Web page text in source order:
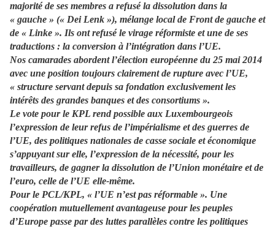
majorité de ses membres a refusé la dissolution dans la
« gauche » (« Dei Lenk »), mélange local de Front de gauche et
de « Linke ». Ils ont refusé le virage réformiste et une de ses
traductions : la conversion à l’intégration dans l’UE.
Nos camarades abordent l’élection européenne du 25 mai 2014
avec une position toujours clairement de rupture avec l’UE,
« structure servant depuis sa fondation exclusivement les
intérêts des grandes banques et des consortiums ».
Le vote pour le KPL rend possible aux Luxembourgeois
l’expression de leur refus de l’impérialisme et des guerres de
l’UE, des politiques nationales de casse sociale et économique
s’appuyant sur elle, l’expression de la nécessité, pour les
travailleurs, de gagner la dissolution de l’Union monétaire et de
l’euro, celle de l’UE elle-même.
Pour le PCL/KPL, « l’UE n’est pas réformable ». Une
coopération mutuellement avantageuse pour les peuples
d’Europe passe par des luttes parallèles contre les politiques